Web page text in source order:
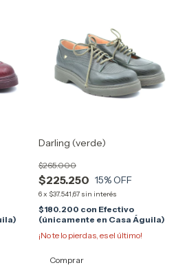
Darling (verde)
$225.250
$265.000
15% OFF
6x $37.541,67 sin interés
$180.200 con Efectivo
(únicamente en Casa Águila)
¡No te lo pierdas, es el último!
Comprar